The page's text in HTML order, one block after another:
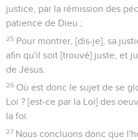
justice, par la rémission des
patience de Dieu ;
25 Pour montrer, [dis-je], sa
afin qu'il soit [trouvé] juste, et
de Jésus.
26 Où est donc le sujet de se
Loi ? [est-ce par la Loi] des
la foi.
27 Nous concluons donc que